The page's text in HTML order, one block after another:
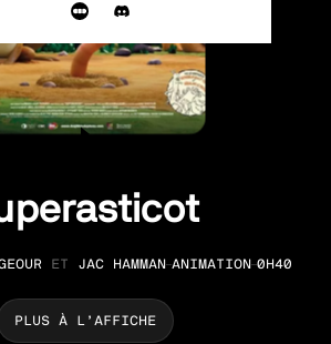
Letterboxd
Discord
ET JAC HAMMAN GENRE
ANIMATION DURÉE
0H40
PLUS À L’AFFICHE